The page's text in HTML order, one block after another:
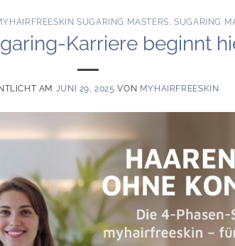
SUGARING MASTERS,SUGARING
Karriere beginnt
AM JUNI 29, 2025 VON MYHAIRFREESKIN